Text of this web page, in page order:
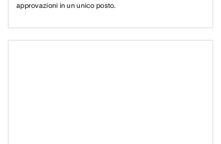
approvazioni in un unico posto.